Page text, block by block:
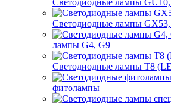
Светодиодные лампы
лампы G4, G9
Светодиодные лампы Т8
фитолампы